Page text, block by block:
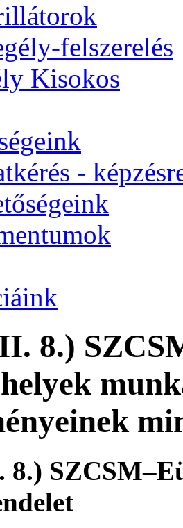
felszerelés
Kisokos
-
8.)
8.)